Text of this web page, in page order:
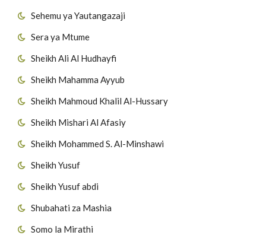
Sehemu ya Yautangazaji
Sera ya Mtume
Sheikh Ali Al Hudhayfi
Sheikh Mahamma Ayyub
Sheikh Mahmoud Khalil Al-Hussary
Sheikh Mishari Al Afasiy
Sheikh Mohammed S. Al-Minshawi
Sheikh Yusuf
Sheikh Yusuf abdi
Shubahati za Mashia
Somo la Mirathi